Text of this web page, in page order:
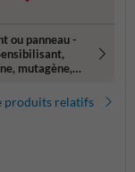
ou panneau -
mutagène,
produits relatifs